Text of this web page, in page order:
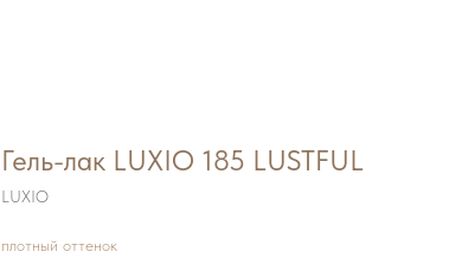
Гель-лак LUXIO 185 LUSTFUL
LUXIO
плотный оттенок